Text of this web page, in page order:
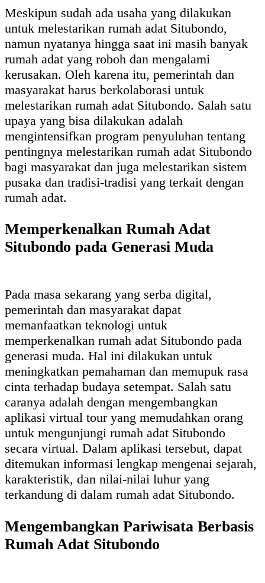
Meskipun sudah ada usaha yang dilakukan
untuk melestarikan rumah adat Situbondo,
namun nyatanya hingga saat ini masih banyak
rumah adat yang roboh dan mengalami
kerusakan. Oleh karena itu, pemerintah dan
masyarakat harus berkolaborasi untuk
melestarikan rumah adat Situbondo. Salah satu
upaya yang bisa dilakukan adalah
mengintensifkan program penyuluhan tentang
pentingnya melestarikan rumah adat Situbondo
bagi masyarakat dan juga melestarikan sistem
pusaka dan tradisi-tradisi yang terkait dengan
rumah adat.
Memperkenalkan Rumah Adat
Situbondo pada Generasi Muda
Pada masa sekarang yang serba digital,
pemerintah dan masyarakat dapat
memanfaatkan teknologi untuk
memperkenalkan rumah adat Situbondo pada
generasi muda. Hal ini dilakukan untuk
meningkatkan pemahaman dan memupuk rasa
cinta terhadap budaya setempat. Salah satu
caranya adalah dengan mengembangkan
aplikasi virtual tour yang memudahkan orang
untuk mengunjungi rumah adat Situbondo
secara virtual. Dalam aplikasi tersebut, dapat
ditemukan informasi lengkap mengenai sejarah,
karakteristik, dan nilai-nilai luhur yang
terkandung di dalam rumah adat Situbondo.
Mengembangkan Pariwisata Berbasis
Rumah Adat Situbondo